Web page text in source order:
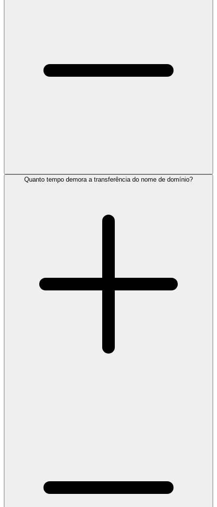
Quanto tempo demora a transferência do nome de domínio?